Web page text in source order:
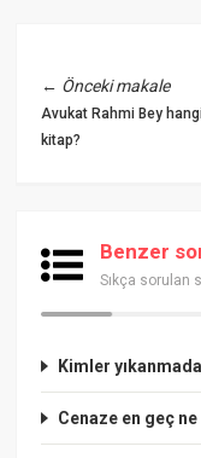
← Önceki makale
Avukat Rahmi Bey hangi
kitap?
Benzer
Sıkça sorulan
Kimler
Cenaze en geç